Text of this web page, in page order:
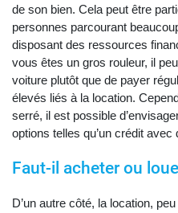
de son bien. Cela peut être
personnes parcourant
disposant des ressources
vous êtes un gros rouleur, il
voiture plutôt que de payer
élevés liés à la location.
serré, il est possible
options telles qu’un crédit
Faut-il acheter ou
D’un autre côté, la location,